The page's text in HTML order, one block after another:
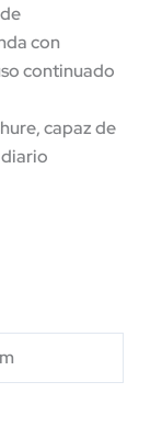
con
continuado
capaz de